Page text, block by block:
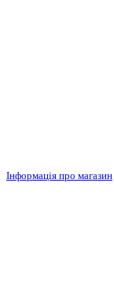
Інформація про магазин